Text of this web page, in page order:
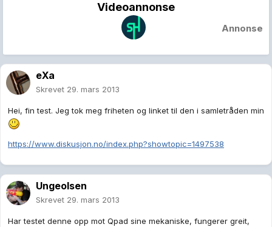
Videoannonse
Annonse
eXa
Skrevet 29. mars 2013
Hei, fin test. Jeg tok meg friheten og linket til den i samletråden min
https://www.diskusjon.no/index.php?showtopic=1497538
Ungeolsen
Skrevet 29. mars 2013
Har testet denne opp mot Qpad sine mekaniske, fungerer greit,